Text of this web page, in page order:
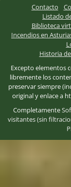
Contacto
Listado
Biblioteca
Incendios en
Historia
Excepto elementos
libremente los
preservar siempre
original y enlace a
Completamente
visitantes (sin